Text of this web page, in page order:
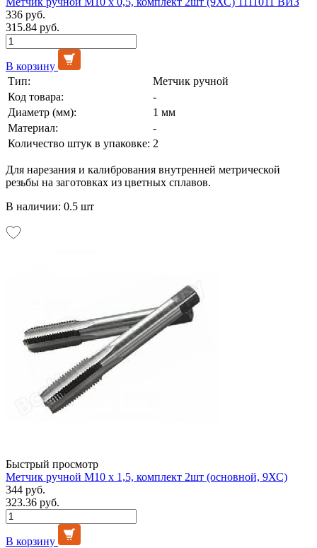
336 руб.
315.84 руб.
В корзину
Тип:
Метчик ручной
Код товара:
-
Диаметр (мм):
1 мм
Материал:
-
Количество штук в упаковке: 2
Для нарезания и калибрования внутренней метрической
резьбы на заготовках из цветных сплавов.
В наличии: 0.5 шт
Быстрый просмотр
Метчик ручной М10 х 1,5, комплект 2шт (основной, 9ХС)
344 руб.
323.36 руб.
В корзину